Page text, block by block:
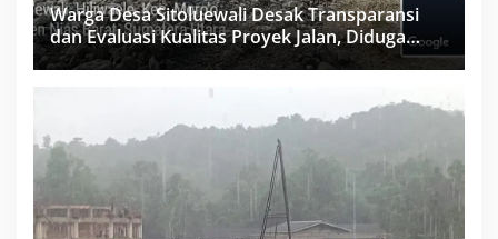
Warga Desa Sitoluewali Desak Transparansi
dan Evaluasi Kualitas Proyek Jalan, Diduga
Minim Informasi